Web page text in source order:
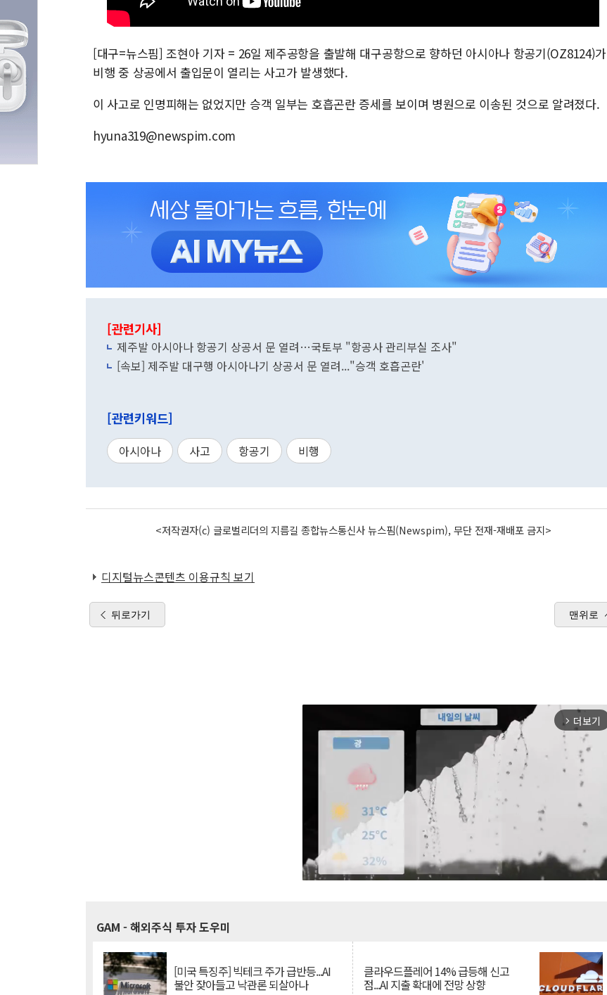
[대구=뉴스핌] 조현아 기자 = 26일 제주공항을 출발해 대구공항으로 향하던 아시아나 항공기(OZ8124)가
비행 중 상공에서 출입문이 열리는 사고가 발생했다.
이 사고로 인명피해는 없었지만 승객 일부는 호흡곤란 증세를 보이며 병원으로 이송된 것으로 알려졌다.
hyuna319@newspim.com
[관련기사]
제주발 아시아나 항공기 상공서 문 열려…국토부 "항공사 관리부실 조사"
[속보] 제주발 대구행 아시아나기 상공서 문 열려..."승객 호흡곤란'
[관련키워드]
아시아나 사고 항공기 비행
<저작권자(c) 글로벌리더의 지름길 종합뉴스통신사 뉴스핌(Newspim), 무단 전재-재배포 금지>
디지털뉴스콘텐츠 이용규칙 보기
뒤로가기 맨위로
arrow_forward_ios 더보기
GAM - 해외주식 투자 도우미
[미국 특징주] 빅테크 주가 급반등...AI
불안 잦아들고 낙관론 되살아나
클라우드플레어 14% 급등해 신고
점...AI 지출 확대에 전망 상향